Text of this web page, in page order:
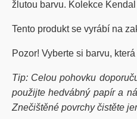
žlutou barvu. Kolekce
Tento produkt se vyrábí na
Pozor! Vyberte si barvu,
Tip: Celou pohovku
použijte hedvábný papír a
Znečištěné povrchy čistěte